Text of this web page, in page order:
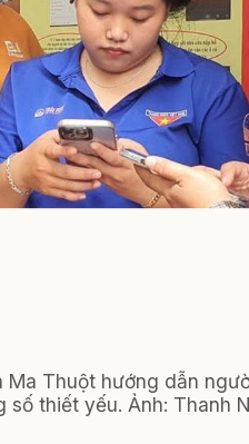
Ma Thuột hướng dẫn
số thiết yếu. Ảnh: Thanh